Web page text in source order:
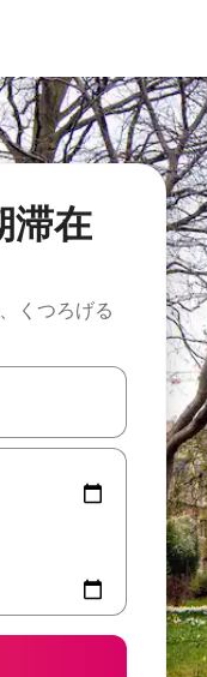
滞在
くつろげる
ーを使って移動するか